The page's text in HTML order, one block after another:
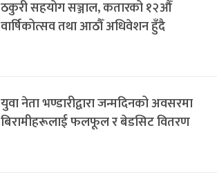
ठकुरी सहयोग सञ्जाल, कतारको १२औँ
वार्षिकोत्सव तथा आठौँ अधिवेशन हुँदै
युवा नेता भण्डारीद्वारा जन्मदिनको अवसरमा
बिरामीहरूलाई फलफूल र बेडसिट वितरण